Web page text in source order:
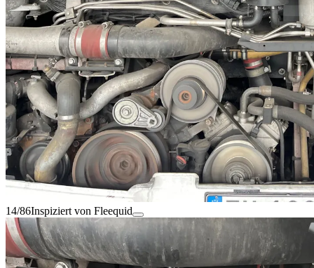
14/86Inspiziert von Fleequid